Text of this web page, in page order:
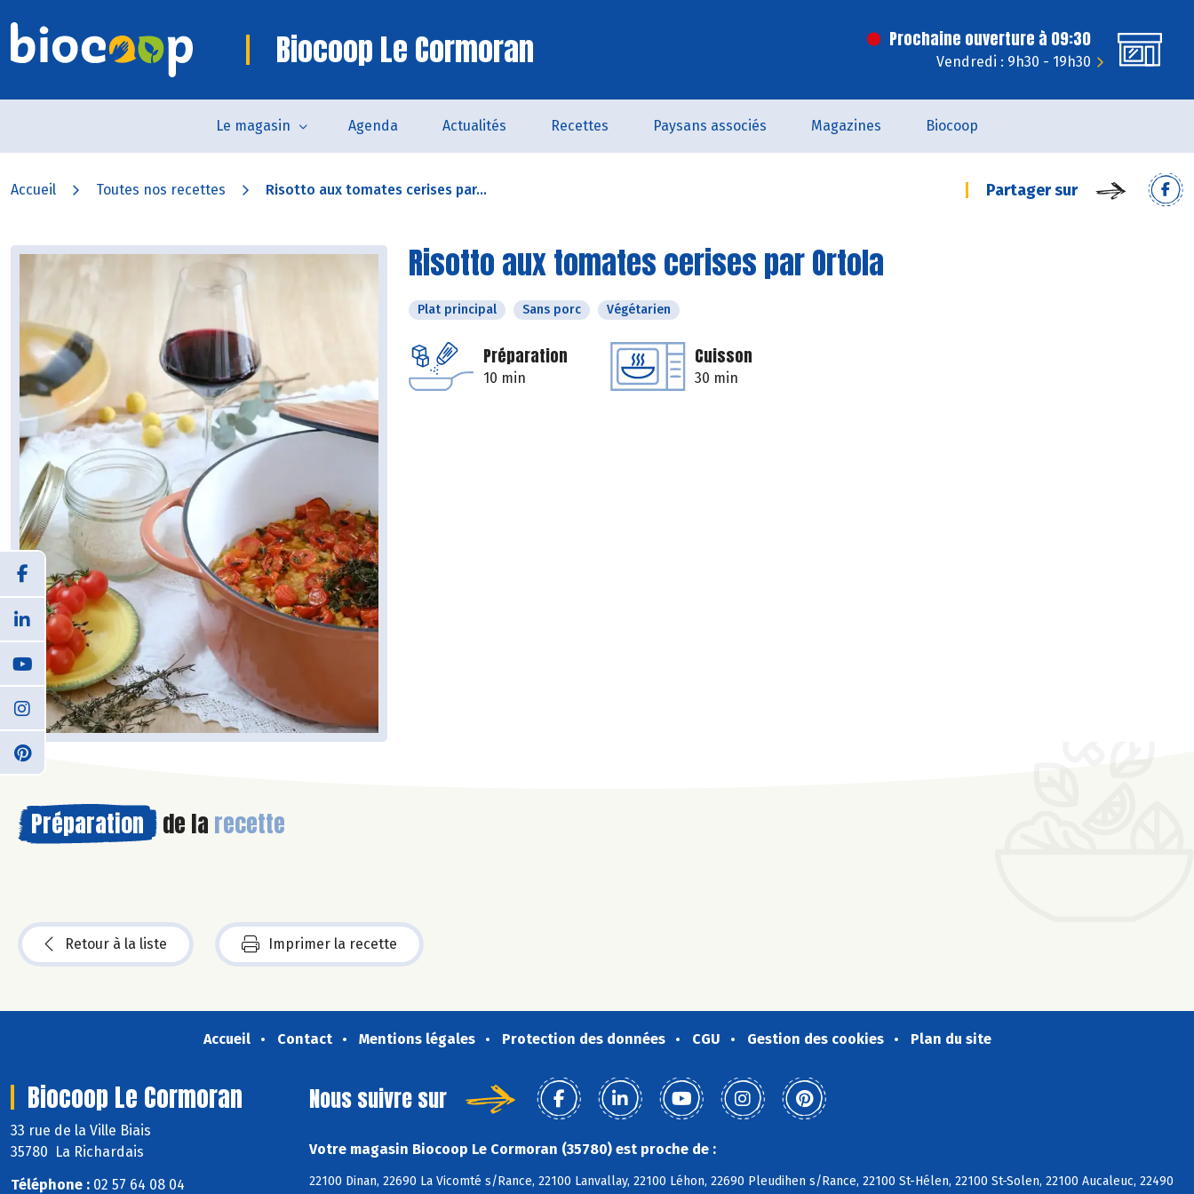
Biocoop Le Cormoran Prochaine ouverture à 09:30
Vendredi : 9h30 - 19h30
Le magasin Agenda Actualités Recettes Paysans associés Magazines Biocoop
Accueil Toutes nos recettes Risotto aux tomates cerises par... Partager sur
Risotto aux tomates cerises par Ortola
Plat principal Sans porc Végétarien
Préparation
10 min
Cuisson
30 min
Préparation de la recette
Retour à la liste Imprimer la recette
Accueil Contact Mentions légales Protection des données CGU Gestion des cookies Plan du site
Biocoop Le Cormoran
33 rue de la Ville Biais
35780 La Richardais
Téléphone : 02 57 64 08 04
Nous suivre sur
Votre magasin Biocoop Le Cormoran (35780) est proche de :
22100 Dinan, 22690 La Vicomté s/Rance, 22100 Lanvallay, 22100 Léhon, 22690 Pleudihen s/Rance, 22100 St-Hélen, 22100 St-Solen, 22100 Aucaleuc, 22490